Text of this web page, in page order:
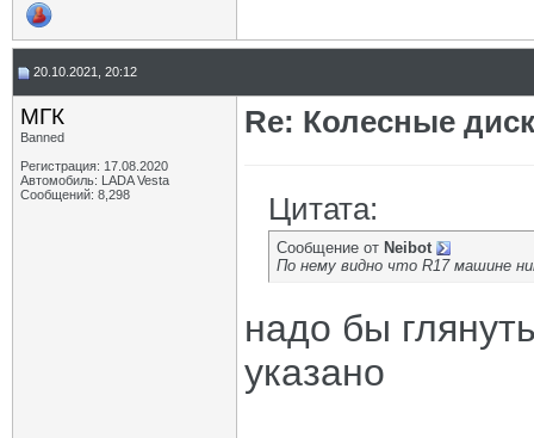
20.10.2021, 20:12
МГК
Banned
Регистрация: 17.08.2020
Автомобиль: LADA Vesta
Сообщений: 8,298
Re: Колесные
Цитата:
Сообщение от Neibot
По нему видно что R17 машине
надо бы
указано